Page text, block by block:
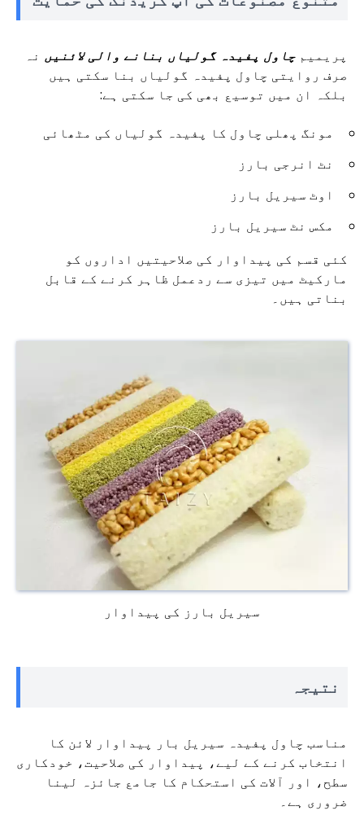
پریمیم چاول پفیدہ گولیاں بنانے والی لائنیں نہ
صرف روایتی چاول پفیدہ گولیاں بنا سکتی ہیں
بلکہ ان میں توسیع بھی کی جا سکتی ہے:
مونگ پھلی چاول کا پفیدہ گولیاں کی مٹھائی
نٹ انرجی بارز
اوٹ سیریل بارز
مکس نٹ سیریل بارز
کئی قسم کی پیداوار کی صلاحیتیں اداروں کو
مارکیٹ میں تیزی سے ردعمل ظاہر کرنے کے قابل
بناتی ہیں۔
سیریل بارز کی پیداوار
نتیجہ
مناسب چاول پفیدہ سیریل بار پیداوار لائن کا
انتخاب کرنے کے لیے، پیداوار کی صلاحیت، خودکاری
سطح، اور آلات کی استحکام کا جامع جائزہ لینا
ضروری ہے۔